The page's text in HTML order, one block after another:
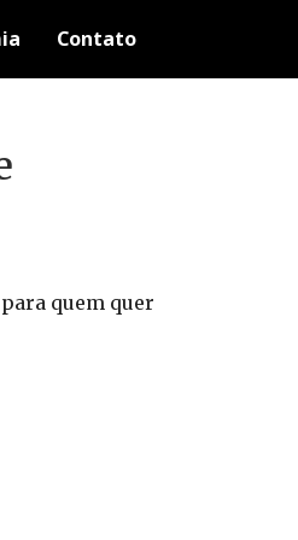
Contato
quem quer